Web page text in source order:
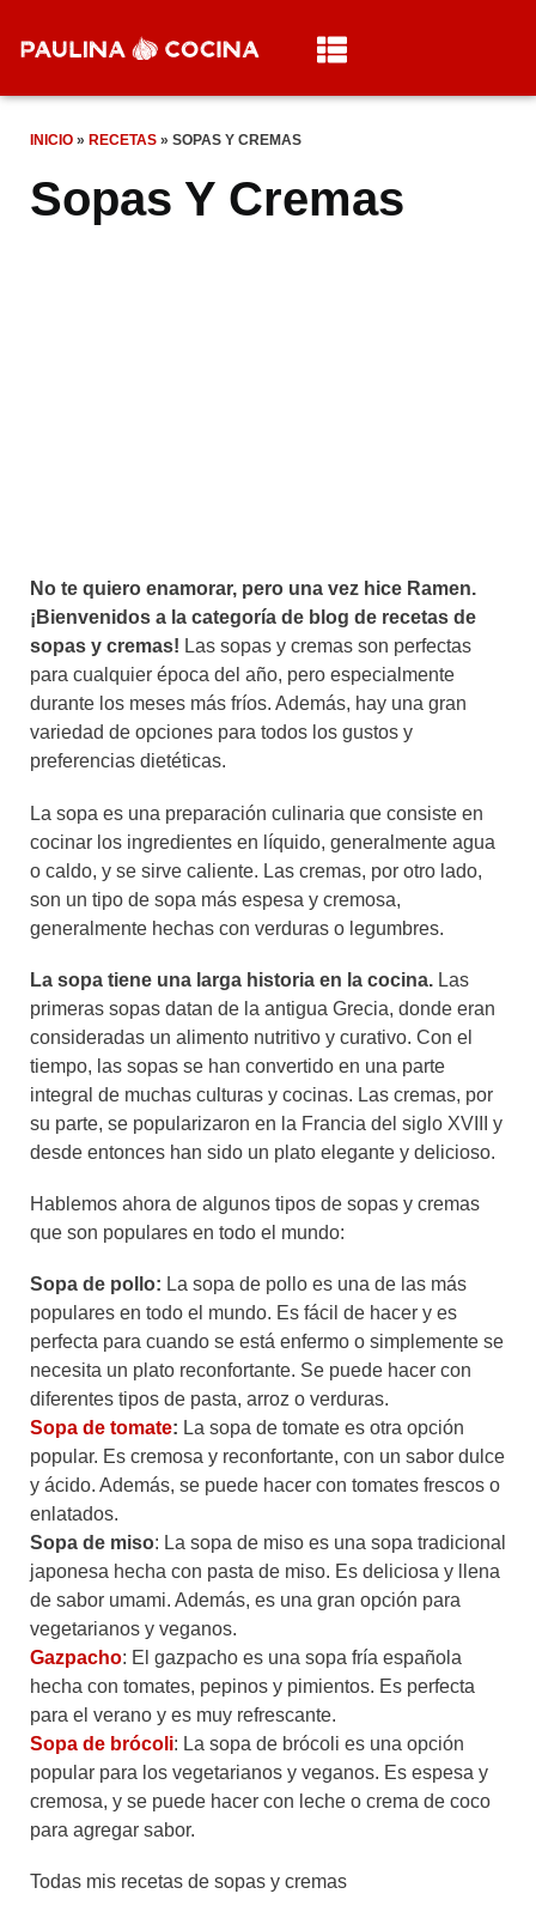
INICIO » RECETAS » SOPAS Y CREMAS
Sopas Y Cremas
No te quiero enamorar, pero una vez hice Ramen.
¡Bienvenidos a la categoría de blog de recetas de
sopas y cremas! Las sopas y cremas son perfectas
para cualquier época del año, pero especialmente
durante los meses más fríos. Además, hay una gran
variedad de opciones para todos los gustos y
preferencias dietéticas.
La sopa es una preparación culinaria que consiste en
cocinar los ingredientes en líquido, generalmente agua
o caldo, y se sirve caliente. Las cremas, por otro lado,
son un tipo de sopa más espesa y cremosa,
generalmente hechas con verduras o legumbres.
La sopa tiene una larga historia en la cocina. Las
primeras sopas datan de la antigua Grecia, donde eran
consideradas un alimento nutritivo y curativo. Con el
tiempo, las sopas se han convertido en una parte
integral de muchas culturas y cocinas. Las cremas, por
su parte, se popularizaron en la Francia del siglo XVIII y
desde entonces han sido un plato elegante y delicioso.
Hablemos ahora de algunos tipos de sopas y cremas
que son populares en todo el mundo:
Sopa de pollo: La sopa de pollo es una de las más
populares en todo el mundo. Es fácil de hacer y es
perfecta para cuando se está enfermo o simplemente se
necesita un plato reconfortante. Se puede hacer con
diferentes tipos de pasta, arroz o verduras.
Sopa de tomate: La sopa de tomate es otra opción
popular. Es cremosa y reconfortante, con un sabor dulce
y ácido. Además, se puede hacer con tomates frescos o
enlatados.
Sopa de miso: La sopa de miso es una sopa tradicional
japonesa hecha con pasta de miso. Es deliciosa y llena
de sabor umami. Además, es una gran opción para
vegetarianos y veganos.
Gazpacho: El gazpacho es una sopa fría española
hecha con tomates, pepinos y pimientos. Es perfecta
para el verano y es muy refrescante.
Sopa de brócoli: La sopa de brócoli es una opción
popular para los vegetarianos y veganos. Es espesa y
cremosa, y se puede hacer con leche o crema de coco
para agregar sabor.
Todas mis recetas de sopas y cremas